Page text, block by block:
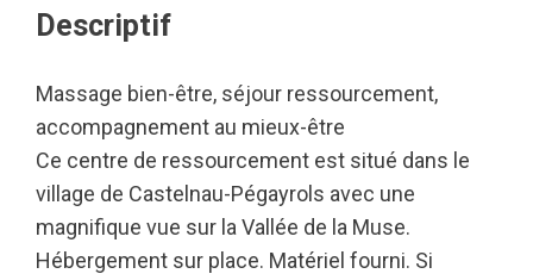
Descriptif
Massage bien-être, séjour ressourcement,
accompagnement au mieux-être
Ce centre de ressourcement est situé dans le
village de Castelnau-Pégayrols avec une
magnifique vue sur la Vallée de la Muse.
Hébergement sur place. Matériel fourni. Si